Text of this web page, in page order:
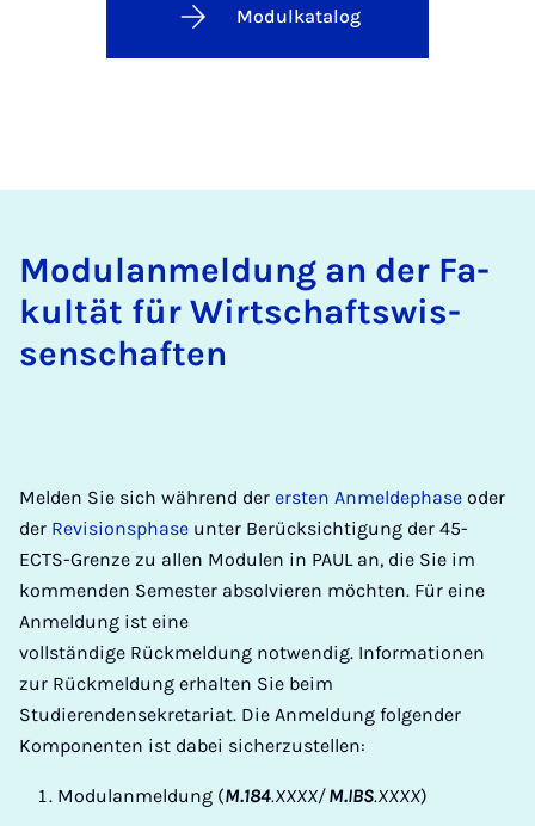
Modulkatalog
Mo­dulan­mel­dung an der Fa­
kul­tät für Wirt­schafts­wis­
sen­schaf­ten
Melden Sie sich während der ersten Anmeldephase oder
der Revisionsphase unter Berücksichtigung der 45-
ECTS-Grenze zu allen Modulen in PAUL an, die Sie im
kommenden Semester absolvieren möchten. Für eine
Anmeldung ist eine
vollständige Rückmeldung notwendig. Informationen
zur Rückmeldung erhalten Sie beim
Studierendensekretariat. Die Anmeldung folgender
Komponenten ist dabei sicherzustellen:
Modulanmeldung (M.184.XXXX/M.IBS.XXXX)